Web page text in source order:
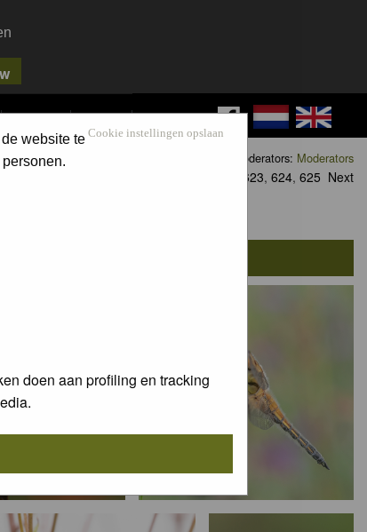
SEARCH LOG IN
Cookie instellingen opslaan
website te
doen aan profiling en tracking
Moderators: Moderators
623, 624, 625 Next